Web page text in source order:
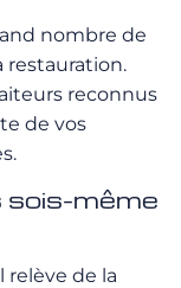
nombre de
restauration.
reconnus
de vos
sois-même
relève de la